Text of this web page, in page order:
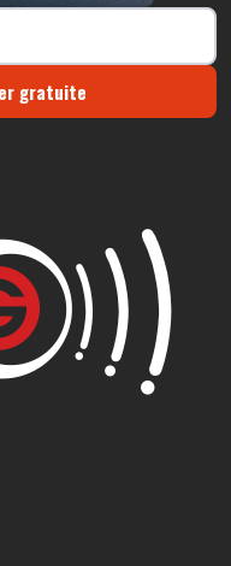
gratuite